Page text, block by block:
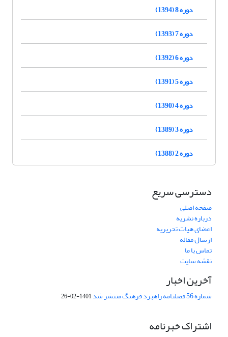
دوره 8 (1394)
دوره 7 (1393)
دوره 6 (1392)
دوره 5 (1391)
دوره 4 (1390)
دوره 3 (1389)
دوره 2 (1388)
دسترسی سریع
صفحه اصلی
درباره نشریه
اعضای هیات تحریریه
ارسال مقاله
تماس با ما
نقشه سایت
آخرین اخبار
شماره 56 فصلنامه راهبرد فرهنگ منتشر شد 1401-02-26
اشتراک خبرنامه